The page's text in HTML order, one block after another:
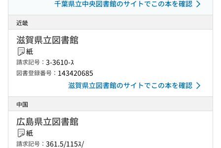
千葉県立中央図書館のサイトでこの本を確認
近畿
滋賀県立図書館
紙
請求記号： 3-3610-ｽ
図書登録番号： 143420685
滋賀県立図書館のサイトでこの本を確認
中国
広島県立図書館
紙
請求記号： 361.5/115ｽ/